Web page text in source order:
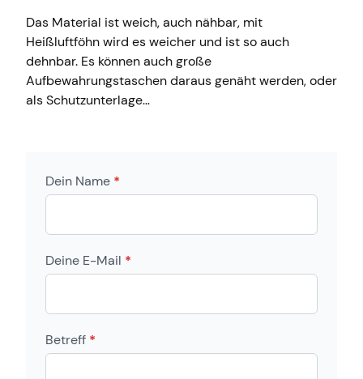
Das Material ist weich, auch nähbar, mit
Heißluftföhn wird es weicher und ist so auch
dehnbar. Es können auch große
Aufbewahrungstaschen daraus genäht werden, oder
als Schutzunterlage…
Dein Name *
Deine E-Mail *
Betreff *